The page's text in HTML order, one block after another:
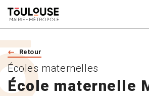
Retour
École maternelle
Écoles maternelles